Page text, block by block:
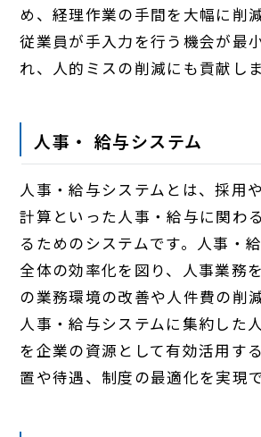
め、経理作業の手間を大幅に削
従業員が手入力を行う機会が最
れ、人的ミスの削減にも貢献しま
人事・ 給与システム
人事・給与システムとは、採用
計算といった人事・給与に関わ
るためのシステムです。人事・
全体の効率化を図り、人事業務
の業務環境の改善や人件費の削
人事・給与システムに集約した
を企業の資源として有効活用す
置や待遇、制度の最適化を実現で